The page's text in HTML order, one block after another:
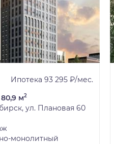
Ипотека 93 295 ₽/мес.
м2
ул. Плановая 60
монолитный